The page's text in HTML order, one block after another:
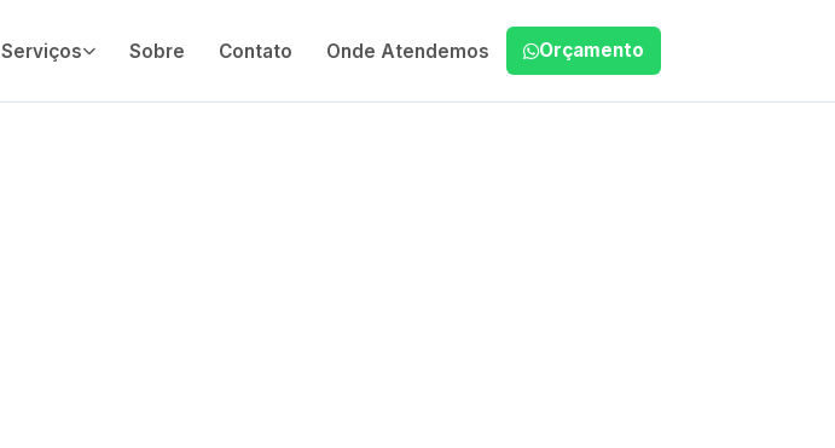
Serviços Sobre Contato Onde Atendemos Orçamento